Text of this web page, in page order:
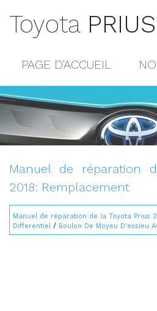
Toyota PRIUS
PAGE D'ACCUEIL
POPULAIRE
CONTACTS
Manuel de réparation
2018: Remplacement
Manuel de réparation de la Toyota Prius
Differentiel/ Boulon De Moyeu D'essieu